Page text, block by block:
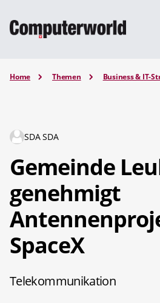
Home Themen Business & IT-
SDA SDA
Gemeinde
genehmigt
SpaceX
Telekommunikation